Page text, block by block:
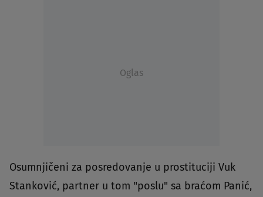
Oglas
Osumnjičeni za posredovanje u prostituciji Vuk
Stanković, partner u tom "poslu" sa braćom Panić,